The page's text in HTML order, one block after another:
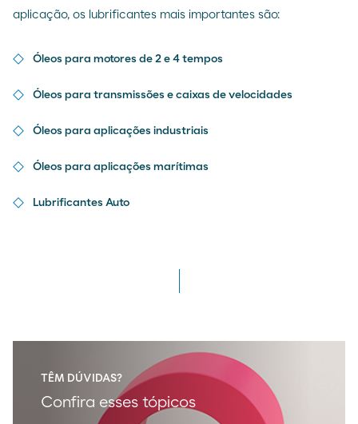
aplicação, os lubrificantes mais importantes são:
Óleos para motores de 2 e 4 tempos
Óleos para transmissões e caixas de velocidades
Óleos para aplicações industriais
Óleos para aplicações marítimas
Lubrificantes Auto
TÊM DÚVIDAS?
Confira esses tópicos